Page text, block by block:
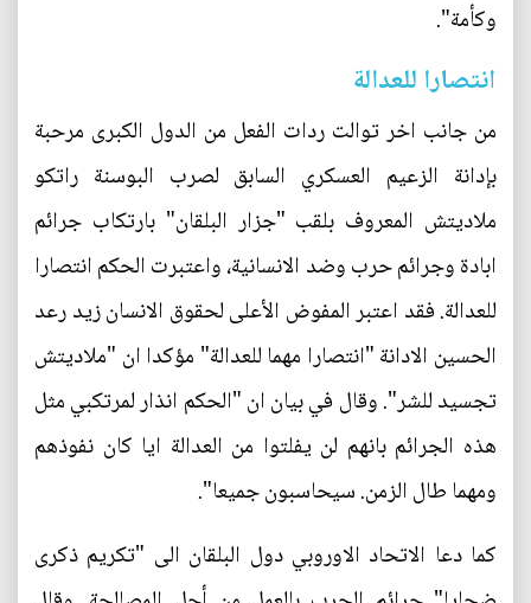
وكأمة".
انتصارا للعدالة
من جانب اخر توالت ردات الفعل من الدول الكبرى مرحبة
بإدانة الزعيم العسكري السابق لصرب البوسنة راتكو
ملاديتش المعروف بلقب "جزار البلقان" بارتكاب جرائم
ابادة وجرائم حرب وضد الانسانية، واعتبرت الحكم انتصارا
للعدالة. فقد اعتبر المفوض الأعلى لحقوق الانسان زيد رعد
الحسين الادانة "انتصارا مهما للعدالة" مؤكدا ان "ملاديتش
تجسيد للشر". وقال في بيان ان "الحكم انذار لمرتكبي مثل
هذه الجرائم بانهم لن يفلتوا من العدالة ايا كان نفوذهم
ومهما طال الزمن. سيحاسبون جميعا".
كما دعا الاتحاد الاوروبي دول البلقان الى "تكريم ذكرى